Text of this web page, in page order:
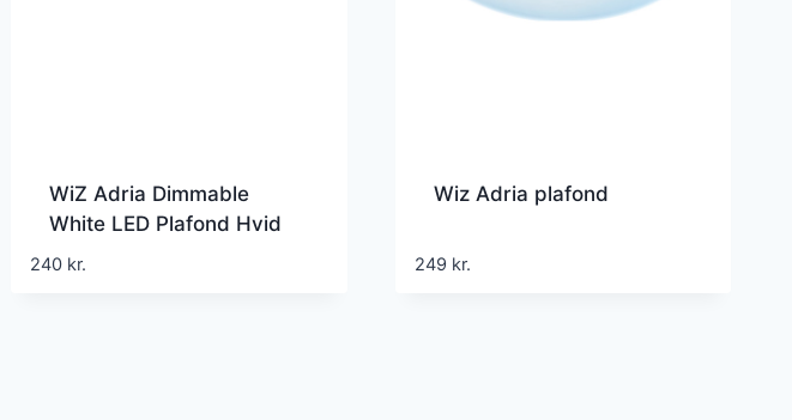
WiZ Adria Dimmable
White LED Plafond Hvid
Ø32 cm 1600 lm 2700K
240 kr.
Wiz Adria plafond
249 kr.